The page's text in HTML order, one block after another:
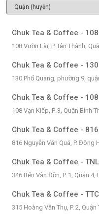
Chuk Tea & Coffee -
108 Vườn Lài, P. Tân Thành,
Chuk Tea & Coffee -
130 Phổ Quang, phường 9,
Chuk Tea & Coffee - 108
108 Vạn Kiếp, P. 3, Quận Bình
Chuk Tea & Coffee -
816 Nguyễn Văn Quá, P. Đông
Chuk Tea & Coffee -
346 Bến Vân Đồn, P. 1, Quận 4,
Chuk Tea & Coffee -
315 Hoàng Văn Thụ, P. 2, Quận